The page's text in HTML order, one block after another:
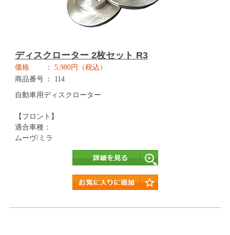
ディスクローター 2枚セット R3
価格
5,980円（税込）
商品番号
114
自動車用ディスクローター
【フロント】
適合車種：
ムーヴ/ミラ